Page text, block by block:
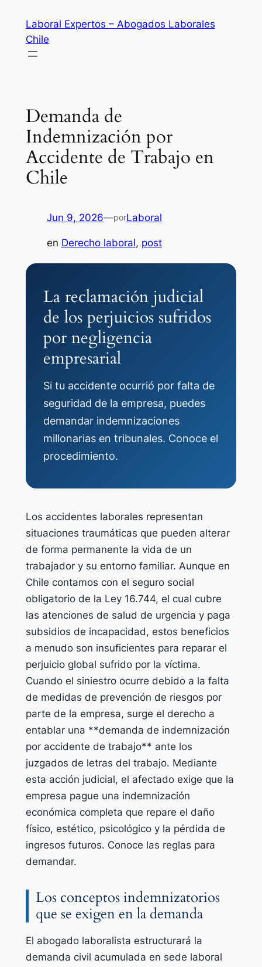
contenido
Laboral Expertos – Abogados Laborales
Chile
Demanda de
Indemnización por
Accidente de Trabajo en
Chile
Jun 9, 2026—porLaboral
en Derecho laboral, post
La reclamación judicial
de los perjuicios sufridos
por negligencia
empresarial
Si tu accidente ocurrió por falta de
seguridad de la empresa, puedes
demandar indemnizaciones
millonarias en tribunales. Conoce el
procedimiento.
Los accidentes laborales representan
situaciones traumáticas que pueden alterar
de forma permanente la vida de un
trabajador y su entorno familiar. Aunque en
Chile contamos con el seguro social
obligatorio de la Ley 16.744, el cual cubre
las atenciones de salud de urgencia y paga
subsidios de incapacidad, estos beneficios
a menudo son insuficientes para reparar el
perjuicio global sufrido por la víctima.
Cuando el siniestro ocurre debido a la falta
de medidas de prevención de riesgos por
parte de la empresa, surge el derecho a
entablar una **demanda de indemnización
por accidente de trabajo** ante los
juzgados de letras del trabajo. Mediante
esta acción judicial, el afectado exige que la
empresa pague una indemnización
económica completa que repare el daño
físico, estético, psicológico y la pérdida de
ingresos futuros. Conoce las reglas para
demandar.
Los conceptos indemnizatorios
que se exigen en la demanda
El abogado laboralista estructurará la
demanda civil acumulada en sede laboral